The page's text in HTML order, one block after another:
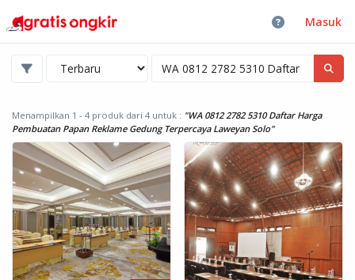
Masuk
Menampilkan 1 - 4 produk dari 4 untuk : "WA 0812 2782 5310 Daftar Harga
Pembuatan Papan Reklame Gedung Terpercaya Laweyan Solo"